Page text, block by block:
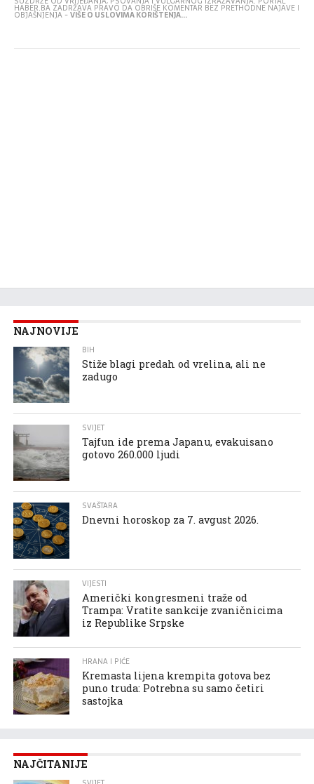
HABER.BA ZADRŽAVA PRAVO DA OBRIŠE KOMENTAR BEZ PRETHODNE NAJAVE I
OBJAŠNJENJA -VIŠE O USLOVIMA KORIŠTENJA...
NAJNOVIJE
BIH
Stiže blagi predah od vrelina, ali ne
zadugo
SVIJET
Tajfun ide prema Japanu, evakuisano
gotovo 260.000 ljudi
SVAŠTARA
Dnevni horoskop za 7. avgust 2026.
VIJESTI
Američki kongresmeni traže od
Trampa: Vratite sankcije zvaničnicima
iz Republike Srpske
HRANA I PIĆE
Kremasta lijena krempita gotova bez
puno truda: Potrebna su samo četiri
sastojka
NAJČITANIJE